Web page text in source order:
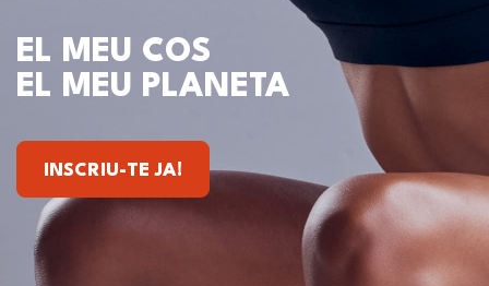
EL MEU COS
EL MEU PLANETA
INSCRIU-TE JA!